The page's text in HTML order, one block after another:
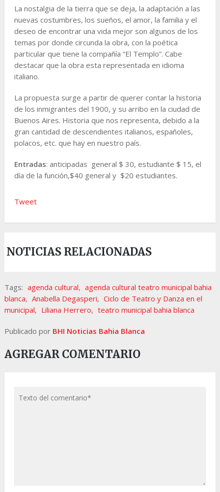
La nostalgia de la tierra que se deja, la adaptación a las
nuevas costumbres, los sueños, el amor, la familia y el
deseo de encontrar una vida mejor son algunos de los
temas por donde circunda la obra, con la poética
particular que tiene la compañía “El Templo”. Cabe
destacar que la obra esta representada en idioma
italiano.
La propuesta surge a partir de querer contar la historia
de los inmigrantes del 1900, y su arribo en la ciudad de
Buenos Aires. Historia que nos representa, debido a la
gran cantidad de descendientes italianos, españoles,
polacos, etc. que hay en nuestro país.
Entradas: anticipadas general $ 30, estudiante $ 15, el
día de la función,$40 general y $20 estudiantes.
Tweet
NOTICIAS RELACIONADAS
Tags: agenda cultural, agenda cultural teatro municipal bahia
blanca, Anabella Degasperi, Ciclo de Teatro y Danza en el
municipal, Liliana Herrero, teatro municipal bahia blanca
Publicado por BHI Noticias Bahia Blanca
AGREGAR COMENTARIO